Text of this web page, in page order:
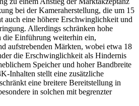
bei der Kameraherstellung, die um 15
auch eine höhere Erschwinglichkeit und
Allerdings schränken hohe
die Einführung weiterhin ein,
aufstrebenden Märkten, wobei etwa 18
die Erschwinglichkeit als Hindernis
Speicher und hoher Bandbreite
Inhalten stellt eine zusätzliche
eine breitere Bereitstellung in
in solchen mit begrenzter